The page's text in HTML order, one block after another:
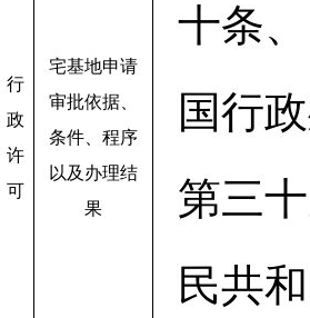
行
政
许
可
宅基地申请
审批依据、
条件、程序
以及办理结
果
十条
国行
第三
民共